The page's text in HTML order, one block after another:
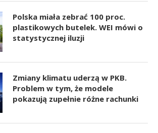
Polska miała zebrać 100 proc.
plastikowych butelek. WEI mówi o
statystycznej iluzji
Zmiany klimatu uderzą w PKB.
Problem w tym, że modele
pokazują zupełnie różne rachunki